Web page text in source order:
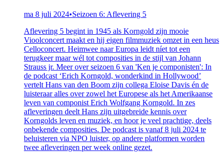
ma 8 juli 2024•Seizoen 6: Aflevering 5
Aflevering 5 begint in 1945 als Korngold zijn mooie
Vioolconcert maakt en hij eigen filmmuziek omzet in een heus
Celloconcert. Heimwee naar Europa leidt níet tot een
terugkeer maar wél tot composities in de stijl van Johann
Strauss jr. Meer over seizoen 6 van 'Ken je componisten': In
de podcast ‘Erich Korngold, wonderkind in Hollywood’
vertelt Hans van den Boom zijn collega Eloise Davis én de
luisteraar alles over zowel het Europese als het Amerikaanse
leven van componist Erich Wolfgang Korngold. In zes
afleveringen deelt Hans zijn uitgebreide kennis over
Korngolds leven en muziek, en hoor je veel prachtige, deels
onbekende composities. De podcast is vanaf 8 juli 2024 te
beluisteren via NPO luister, op andere platformen worden
twee afleveringen per week online gezet.